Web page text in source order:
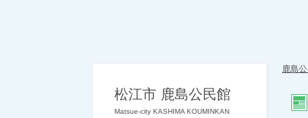
松江市 鹿島公民館
Matsue-city KASHIMA KOUMINKAN
鹿島